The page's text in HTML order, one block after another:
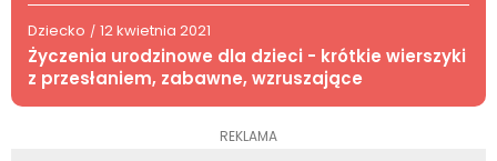
Dziecko / 12 kwietnia 2021
Życzenia urodzinowe dla dzieci - krótkie wierszyki
z przesłaniem, zabawne, wzruszające
REKLAMA